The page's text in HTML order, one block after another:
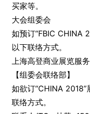
买家等。
大会组委会
如预订“FBIC CHINA
以下联络方式。
上海高登商业展览服
【组委会联络部】
如欲订“CHINA
联络方式。